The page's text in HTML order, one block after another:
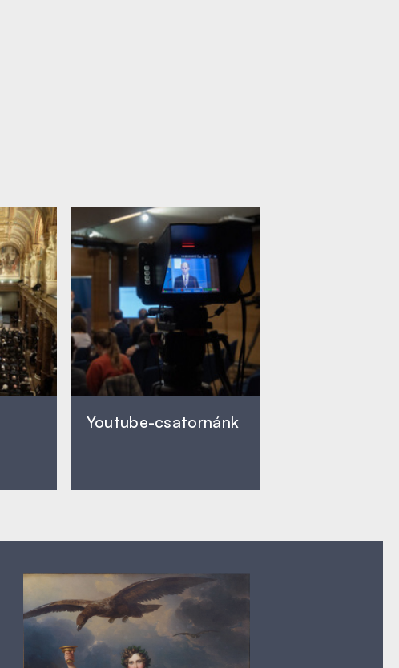
Youtube-csatornánk